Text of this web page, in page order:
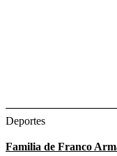
Deportes
Familia de Franco